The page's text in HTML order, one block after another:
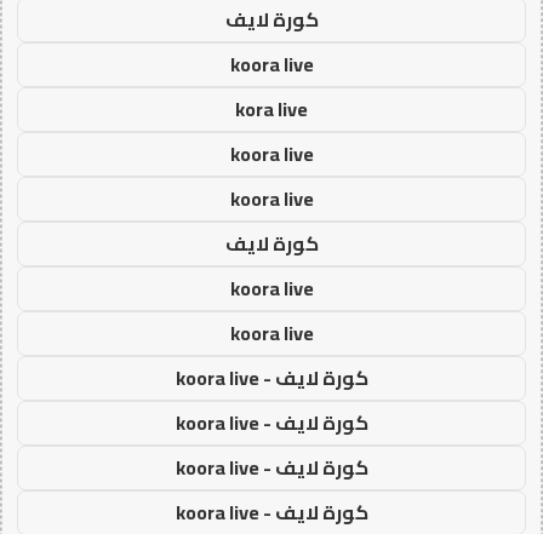
كورة لايف
koora live
kora live
koora live
koora live
كورة لايف
koora live
koora live
كورة لايف - koora live
كورة لايف - koora live
كورة لايف - koora live
كورة لايف - koora live